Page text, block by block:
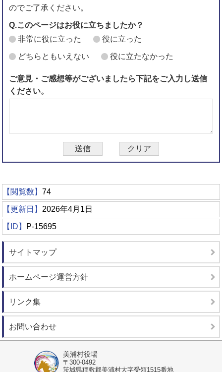
のでご了承ください。
Q.このページはお役に立ちましたか？
非常に役に立った
役に立った
どちらともいえない 役に立たなかった
ご意見・ご感想等がございましたら下記をご入力し送信
ください。
【閲覧数】74
【更新日】 2026年4月1日
【ID】 P-15695
サイトマップ
ホームページ運営方針
リンク集
お問い合わせ
美浦村役場
〒300-0492
茨城県稲敷郡美浦村大字受領1515番地